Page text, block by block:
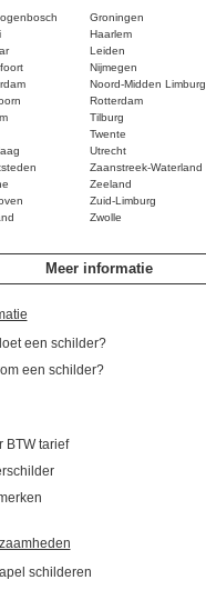
Groningen
Haarlem
Leiden
Nijmegen
Noord-Midden Limburg
Rotterdam
Tilburg
Twente
Utrecht
Zaanstreek-Waterland
Zeeland
Zuid-Limburg
Zwolle
Meer informatie
een schilder?
een schilder?
BTW tarief
schilderen